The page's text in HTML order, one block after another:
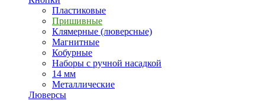
Пластиковые
Пришивные
Клямерные (люверсные)
Магнитные
Кобурные
Наборы с ручной насадкой
14 мм
Металлические
Люверсы